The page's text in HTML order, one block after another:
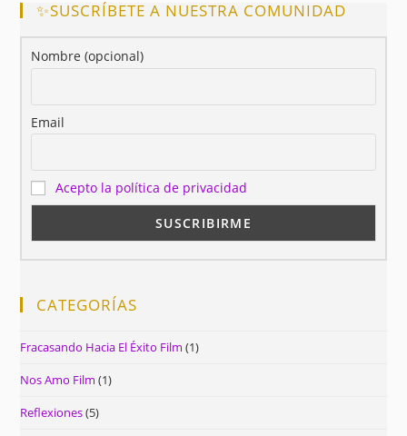
✨SUSCRÍBETE A NUESTRA COMUNIDAD
Nombre (opcional)
Email
Acepto la política de privacidad
CATEGORÍAS
Fracasando Hacia El Éxito Film (1)
Nos Amo Film (1)
Reflexiones(5)